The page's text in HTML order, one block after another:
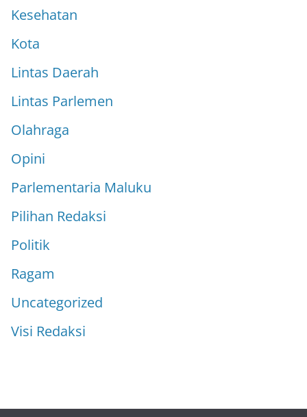
Kesehatan
Kota
Lintas Daerah
Lintas Parlemen
Olahraga
Opini
Parlementaria Maluku
Pilihan Redaksi
Politik
Ragam
Uncategorized
Visi Redaksi